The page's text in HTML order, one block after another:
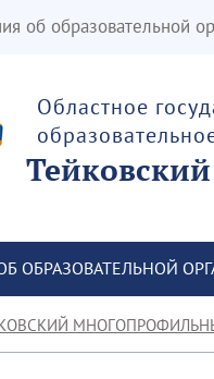
об образовательной
Областное
ОБРАЗОВАТЕЛЬНОЙ